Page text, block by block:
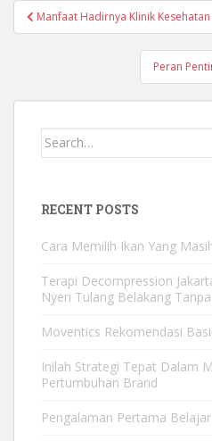
Post navigation
Manfaat Hadirnya Klinik Kesehatan
Peran
Search for:
RECENT POSTS
Cara Memilih Ikan Yang
Terapi Decompression
Nyeri Tulang Belakang
Moventics Rekomendasi
Inilah Strategi Tepat Dalam
Pertumbuhan Brand
Pengalaman Pertama